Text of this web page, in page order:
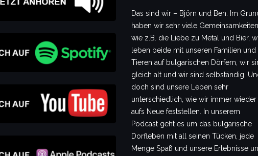
Das sind wir – Björn und Ben. Im
haben wir sehr viele Gemeinsamkeiten
wie z.B. die Liebe zu Metal und Bier,
leben beide mit unseren Familien und
Tieren auf bulgarischen Dörfern, wir
gleich alt und wir sind selbständig.
doch sind unsere Leben sehr
unterschiedlich, wie wir immer wieder
aufs Neue feststellen. In unserem
Podcast geht es um das bulgarische
Dorfleben mit all seinen Tücken, jede
Menge Spaß und unsere Erlebnisse